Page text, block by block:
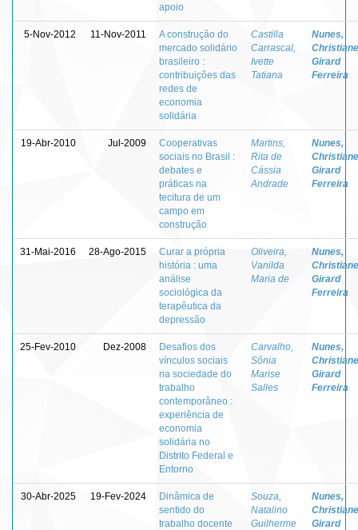
apoio
5-Nov-2012 11-Nov-2011
A construção do
mercado solidário
brasileiro :
contribuições das
redes de
economia
solidária
Castilla
Carrascal,
Ivette
Tatiana
Nunes,
Christiane
Girard
Ferreira
19-Abr-2010 Jul-2009
Cooperativas
sociais no Brasil :
debates e
práticas na
tecitura de um
campo em
construção
Martins,
Rita de
Cássia
Andrade
Nunes,
Christiane
Girard
Ferreira
31-Mai-2016 28-Ago-2015
Curar a própria
história : uma
análise
sociológica da
terapêutica da
depressão
Oliveira,
Vanilda
Maria de
Nunes,
Christiane
Girard
Ferreira
25-Fev-2010 Dez-2008
Desafios dos
vínculos sociais
na sociedade do
trabalho
contemporâneo :
experiência de
economia
solidária no
Distrito Federal e
Entorno
Carvalho,
Sônia
Marise
Salles
Nunes,
Christiane
Girard
Ferreira
30-Abr-2025 19-Fev-2024
Dinâmica de
sentido do
trabalho docente
Souza,
Natalino
Guilherme
Nunes,
Christiane
Girard